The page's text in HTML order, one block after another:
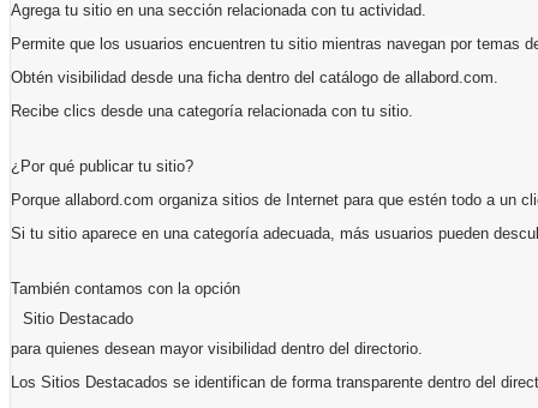
Agrega tu sitio en una sección relacionada con tu actividad.
Permite que los usuarios encuentren tu sitio mientras navegan por temas
Obtén visibilidad desde una ficha dentro del catálogo de allabord.com.
Recibe clics desde una categoría relacionada con tu sitio.
¿Por qué publicar tu sitio?
Porque allabord.com organiza sitios de Internet para que estén todo a un
Si tu sitio aparece en una categoría adecuada, más usuarios pueden
También contamos con la opción
Sitio Destacado
para quienes desean mayor visibilidad dentro del directorio.
Los Sitios Destacados se identifican de forma transparente dentro del